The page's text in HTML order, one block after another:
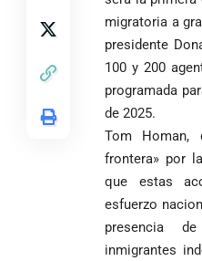
migratoria a
presidente
100 y 200
programada
de 2025.
Tom Homan,
frontera» por
que estas
esfuerzo
presencia de
inmigrantes
Falleció el padre
Humberto de
Jesús Hincapié
Álzate, reconocido
Diócesis de
Girardota, Párroco
de Yolombo
elegido
una
reñida
vuelta
LA POLICRISIS
COMO HERENCIA
una